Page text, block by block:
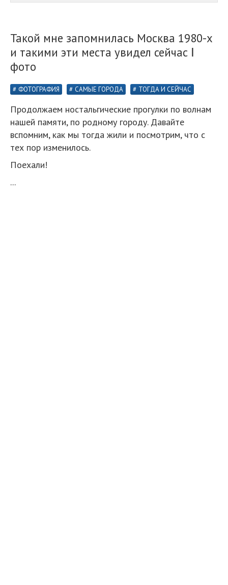
Такой мне запомнилась Москва 1980-х
и такими эти места увидел сейчас Ⅰ
фото
ФОТОГРАФИЯ САМЫЕ ГОРОДА ТОГДА И СЕЙЧАС
Продолжаем ностальгические прогулки по волнам
нашей памяти, по родному городу. Давайте
вспомним, как мы тогда жили и посмотрим, что с
тех пор изменилось.
Поехали!
...